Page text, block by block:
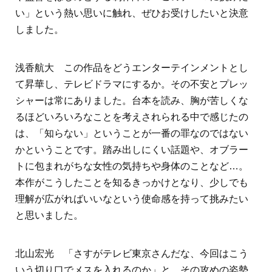
い」という熱い思いに触れ、ぜひお受けしたいと決意
しました。
浅香航大 この作品をどうエンターテインメントとし
て昇華し、テレビドラマにするか。その不安とプレッ
シャーは常にありました。台本を読み、胸が苦しくな
るほどいろいろなことを考えされられる中で感じたの
は、「知らない」ということが一番の罪なのではない
かということです。踏み出しにくい話題や、オブラー
トに包まれがちな女性の気持ちや身体のことなど…。
本作がこうしたことを知るきっかけとなり、少しでも
理解が広がればいいなという使命感を持って挑みたい
と思いました。
北山宏光 「さすがテレビ東京さんだな、今回はこう
いう切り口でメスを入れるのか」と、その攻めの姿勢